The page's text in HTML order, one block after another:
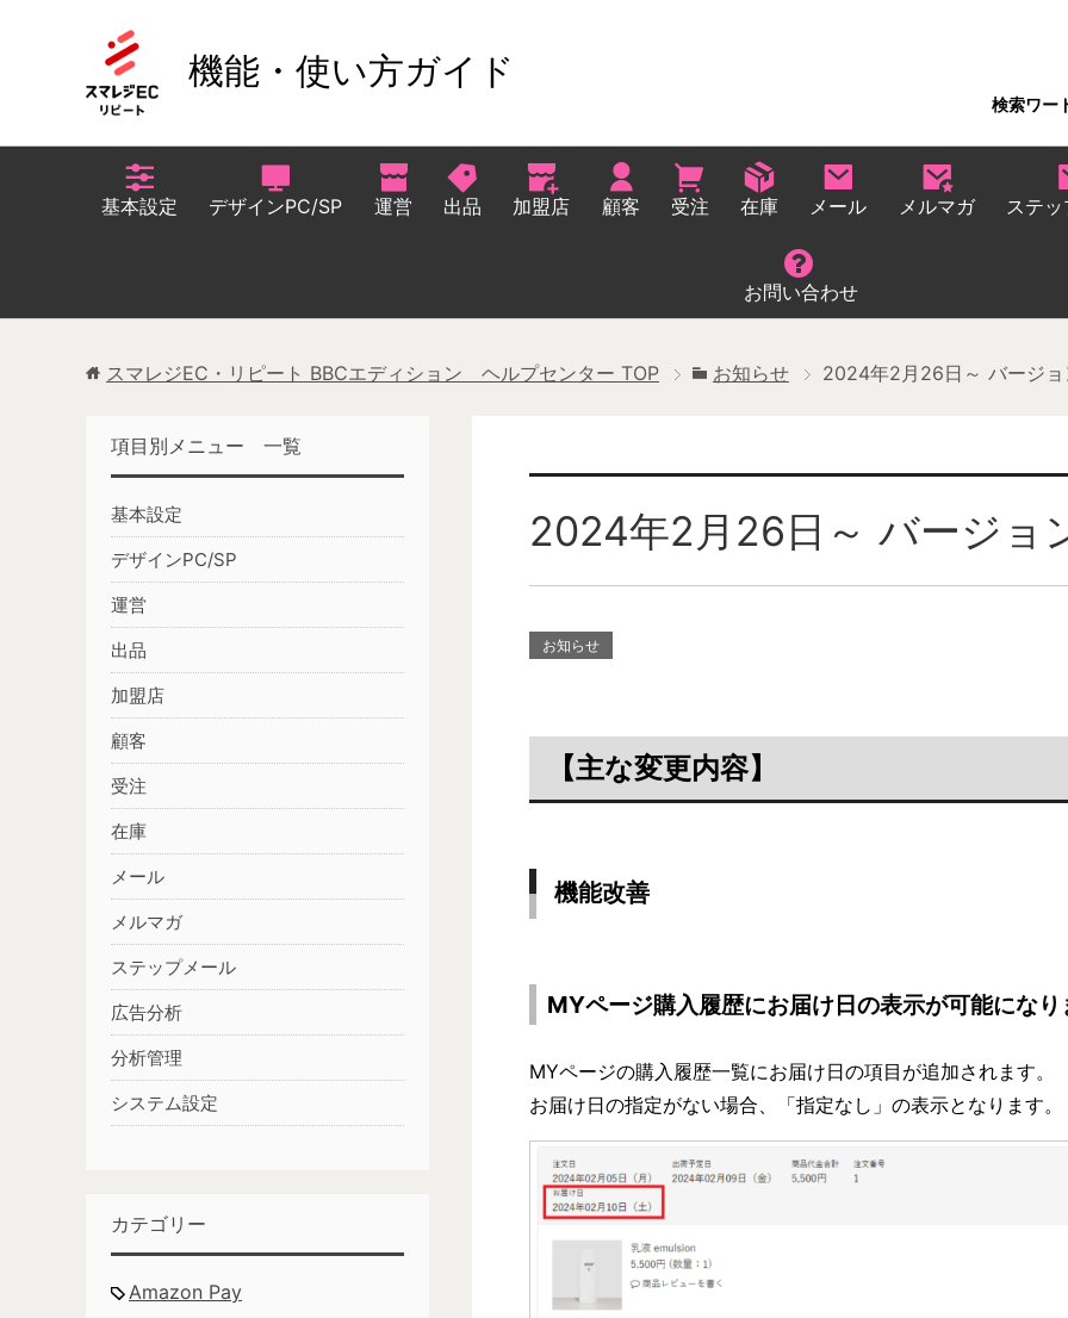
機能・使い方ガイド
検索ワー
基本設定 デザインPC/SP 運営 出品 加盟店 顧客 受注 在庫 メール メルマガ ステ
お問い合わせ
スマレジEC・リピート BBCエディション ヘルプセンター TOP お知らせ 2024年2月26日～ バージ
2024年2月26日～ バージョ
お知らせ
【主な変更内容】
機能改善
MYページ購入履歴にお届け日の表示が可能になり
MYページの購入履歴一覧にお届け日の項目が追加されます。
お届け日の指定がない場合、「指定なし」の表示となります。
項目別メニュー 一覧
基本設定
デザインPC/SP
運営
出品
加盟店
顧客
受注
在庫
メール
メルマガ
ステップメール
広告分析
分析管理
システム設定
カテゴリー
Amazon Pay